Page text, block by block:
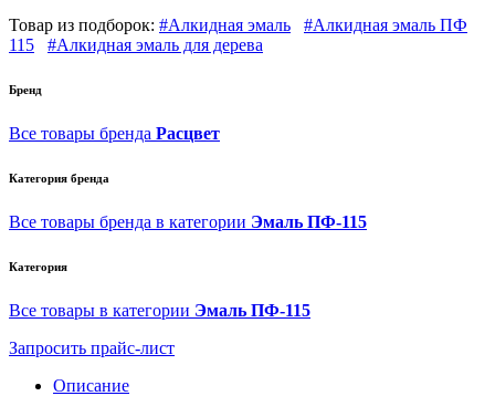
Товар из подборок: #Алкидная эмаль
#Алкидная эмаль ПФ
115
#Алкидная эмаль для дерева
Бренд
Все товары бренда Расцвет
Категория бренда
Все товары бренда в категории Эмаль ПФ-115
Категория
Все товары в категории Эмаль ПФ-115
Запросить прайс-лист
Описание